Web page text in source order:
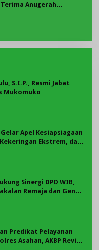
Anugerah
S.I.P., Resmi Jabat
Mukomuko
Apel Kesiapsiagaan
Ekstrem, dan
Sinergi DPD WIB,
Remaja dan Geng
Predikat Pelayanan
Asahan, AKBP Revi